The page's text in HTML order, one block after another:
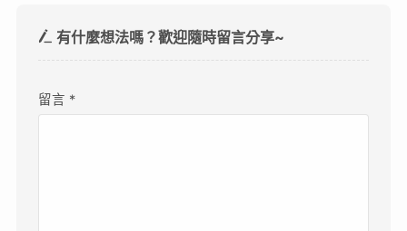
有什麼想法嗎？歡迎隨時留言分享~
留言 *